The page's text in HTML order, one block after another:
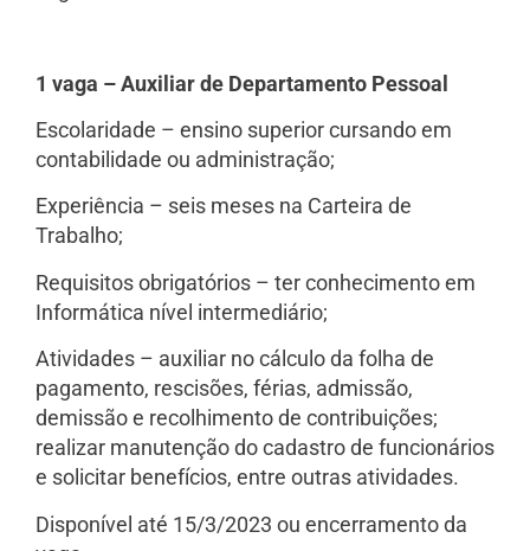
1 vaga – Auxiliar de Departamento Pessoal
Escolaridade – ensino superior cursando em
contabilidade ou administração;
Experiência – seis meses na Carteira de
Trabalho;
Requisitos obrigatórios – ter conhecimento em
Informática nível intermediário;
Atividades – auxiliar no cálculo da folha de
pagamento, rescisões, férias, admissão,
demissão e recolhimento de contribuições;
realizar manutenção do cadastro de funcionários
e solicitar benefícios, entre outras atividades.
Disponível até 15/3/2023 ou encerramento da